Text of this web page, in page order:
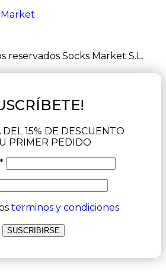
reservados Socks Market S.L.
15% DE DESCUENTO
PRIMER PEDIDO
terminos y condiciones